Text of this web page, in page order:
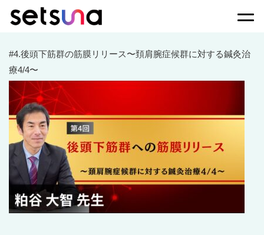
#4.後頭下筋群の筋膜リリース〜頚肩腕症候群に対する鍼灸治
療4/4〜